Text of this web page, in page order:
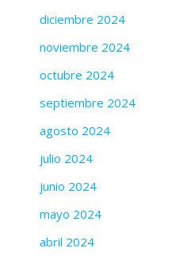
diciembre 2024
noviembre 2024
octubre 2024
septiembre 2024
agosto 2024
julio 2024
junio 2024
mayo 2024
abril 2024